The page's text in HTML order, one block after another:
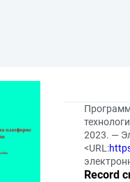
2023. —
<URL:
Record